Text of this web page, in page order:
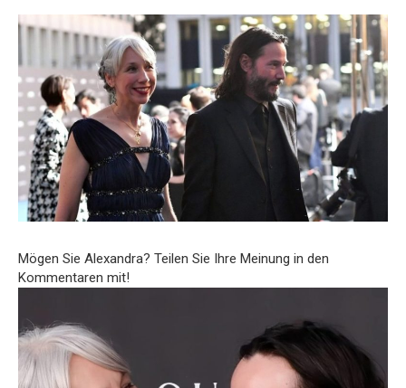
Mögen Sie Alexandra? Teilen Sie Ihre Meinung in den
Kommentaren mit!